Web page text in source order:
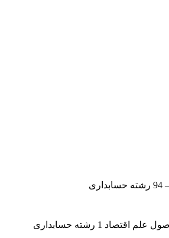
اصول علم اقتصاد 1 رشته حسابداری